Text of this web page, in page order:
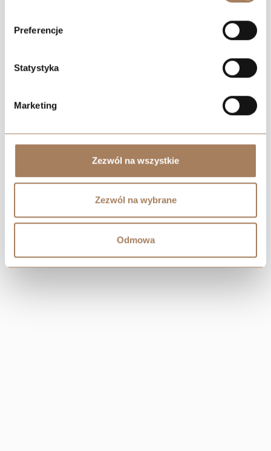
Preferencje
Statystyka
Marketing
Zezwól na wszystkie
Zezwól na wybrane
Odmowa